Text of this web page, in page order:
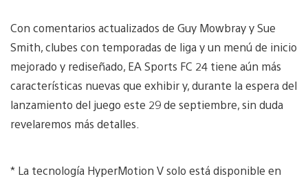
Con comentarios actualizados de Guy Mowbray y Sue
Smith, clubes con temporadas de liga y un menú de inicio
mejorado y rediseñado, EA Sports FC 24 tiene aún más
características nuevas que exhibir y, durante la espera del
lanzamiento del juego este 29 de septiembre, sin duda
revelaremos más detalles.
* La tecnología HyperMotion V solo está disponible en